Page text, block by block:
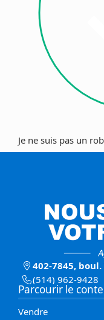
Je ne suis pas un
402-7845, boul.
(514) 962-9428
Parcourir le
Vendre